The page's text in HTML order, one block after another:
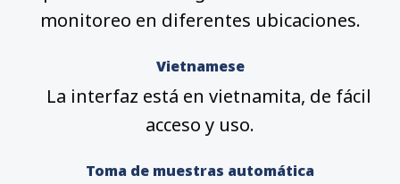
monitoreo en diferentes ubicaciones.
Vietnamese
La interfaz está en vietnamita, de fácil
acceso y uso.
Toma de muestras automática